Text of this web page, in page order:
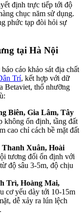
định trực tiếp tới độ
chục năm sử dụng.
phức tạp đòi hỏi sự
tại Hà Nội
cáo khảo sát địa chất
Trí, kết hợp với dữ
Betaviet, thổ nhưỡng
Biên, Gia Lâm, Tây
không ổn định, tầng đất
cao chỉ cách bề mặt đất
Thanh Xuân, Hoài
tương đối ổn định với
độ sâu 3-5m, độ chịu
Trì, Hoàng Mai,
cơ yếu dày tới 10-15m
dễ xảy ra lún lệch